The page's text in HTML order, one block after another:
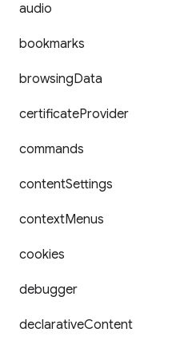
audio
bookmarks
browsingData
certificateProvider
commands
contentSettings
contextMenus
cookies
debugger
declarativeContent